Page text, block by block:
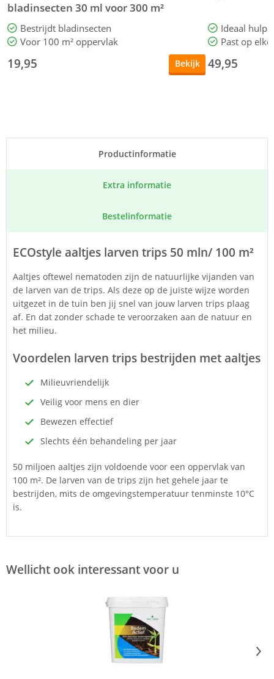
bladinsecten 30 ml voor 300 m²
Bestrijdt bladinsecten
Voor 100 m² oppervlak
19,95 Bekijk
Ideaal
Past op
49,95
Product­informatie
Extra informatie
Bestel­informatie
ECOstyle aaltjes larven trips 50 mln/ 100 m²
Aaltjes oftewel nematoden zijn de natuurlijke vijanden van
de larven van de trips. Als deze op de juiste wijze worden
uitgezet in de tuin ben jij snel van jouw larven trips plaag
af. En dat zonder schade te veroorzaken aan de natuur en
het milieu.
Voordelen larven trips bestrijden met aaltjes
Milieuvriendelijk
Veilig voor mens en dier
Bewezen effectief
Slechts één behandeling per jaar
50 miljoen aaltjes zijn voldoende voor een oppervlak van
100 m². De larven van de trips zijn het gehele jaar te
bestrijden, mits de omgevingstemperatuur tenminste 10°C
is.
Wellicht ook interessant voor u